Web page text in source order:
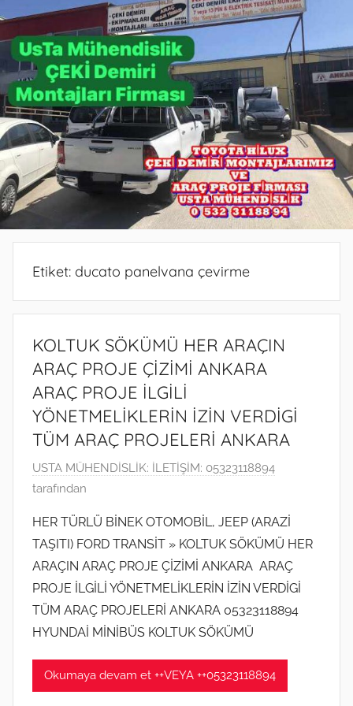
PROJE
ANKARA
PROJE
ANKARA
BELGESİ
PROJESİ
ANKARA
DEMİRİ
MONTAJ
VE
ARAÇ
PROJE
FİRMASI
ANKARA
Etiket: ducato panelvana çevirme
KOLTUK SÖKÜMÜ HER ARAÇIN
ARAÇ PROJE ÇİZİMİ ANKARA
ARAÇ PROJE İLGİLİ
YÖNETMELİKLERİN İZİN VERDİGİ
TÜM ARAÇ PROJELERİ ANKARA
2
2
a
r
t
2
0
2
a
USTA MÜHENDİSLİK: İLETİŞİM: 05323118894
tarafından
HER TÜRLÜ BİNEK OTOMOBİL, JEEP (ARAZİ
TAŞITI) FORD TRANSİT » KOLTUK SÖKÜMÜ HER
ARAÇIN ARAÇ PROJE ÇİZİMİ ANKARA ARAÇ
PROJE İLGİLİ YÖNETMELİKLERİN İZİN VERDİGİ
TÜM ARAÇ PROJELERİ ANKARA 05323118894
HYUNDAİ MİNİBÜS KOLTUK SÖKÜMÜ
Okumaya devam et ++VEYA ++05323118894